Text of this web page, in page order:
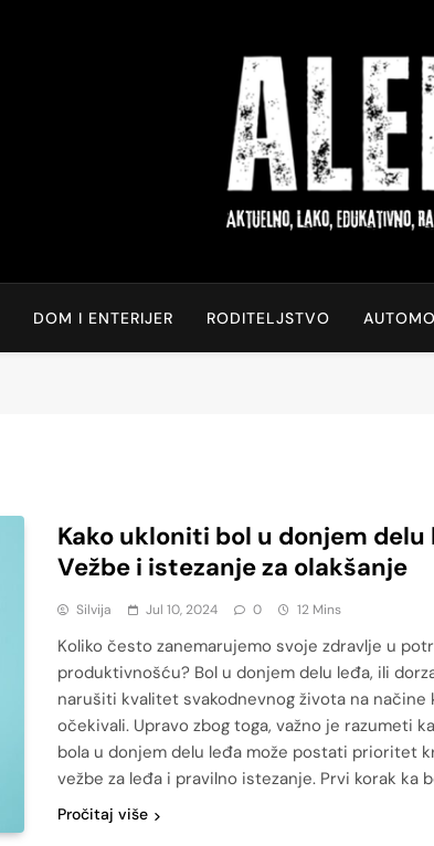
Aktuelno,
DOM I ENTERIJER RODITELJSTVO
Kako ukloniti bol u donjem delu
Vežbe i istezanje za olakšanje
Silvija Jul 10, 2024 0 12 Mins
Koliko često zanemarujemo svoje zdravlje u
produktivnošću? Bol u donjem delu leđa, ili
narušiti kvalitet svakodnevnog života na načine
očekivali. Upravo zbog toga, važno je razumeti
bola u donjem delu leđa može postati prioritet
vežbe za leđa i pravilno istezanje. Prvi korak ka
Pročitaj više